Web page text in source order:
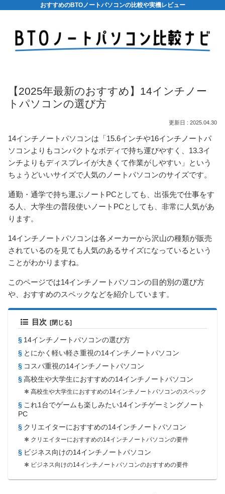
おすすめのBTOノートパソコンの比較や実機レビュー
【2025年最新のおすすめ】14インチノー
トパソコンの選び方
2025.04.30
14インチノートパソコンは「15.6インチや16インチノートパ
ソコンよりもコンパクトなボディで持ち運びやすく、13.3イ
ンチよりもディスプレイが大きくて作業がしやすい」という
ちょうどいいサイズで人気のノートパソコンのサイズです。
通勤・通学で持ち運ぶノートPCとしても、出張先で仕事をす
る人、大学生の普段使いノートPCとしても、非常に人気があ
ります。
14インチノートパソコンは各メーカーから沢山の種類が販売
されているのを見ても人気のあるサイズになっているという
ことがわかりますね。
このページでは14インチノートパソコンの目的別の選び方
や、おすすめのスペックなどを紹介しています。
目次
14インチノートパソコンの選び方
とにかく軽い軽さ重視の14インチノートパソコン
コスパ重視の14インチノートパソコン
高校生や大学生におすすめの14インチノートパソコン
高校生や大学生におすすめの14インチノートパソコンのスペック
これ1台でゲームも楽しみたい14インチゲーミングノート
PC
クリエイターにおすすめの14インチノートパソコン
クリエイターにおすすめの14インチノートパソコンの要件
ビジネス向けの14インチノートパソコン
ビジネス向けの14インチノートパソコンのおすすめの要件